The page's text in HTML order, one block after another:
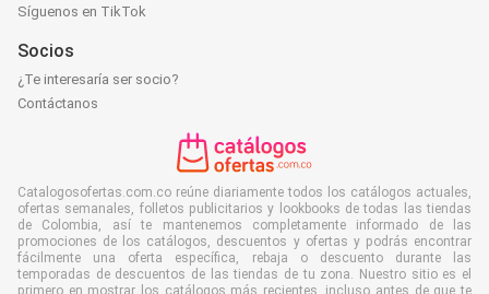
Síguenos en TikTok
Socios
¿Te interesaría ser socio?
Contáctanos
Catalogosofertas.com.co reúne diariamente todos los catálogos actuales,
ofertas semanales, folletos publicitarios y lookbooks de todas las tiendas
de Colombia, así te mantenemos completamente informado de las
promociones de los catálogos, descuentos y ofertas y podrás encontrar
fácilmente una oferta específica, rebaja o descuento durante las
temporadas de descuentos de las tiendas de tu zona. Nuestro sitio es el
primero en mostrar los catálogos más recientes, incluso antes de que te